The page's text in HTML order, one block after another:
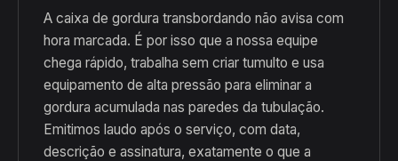
A caixa de gordura transbordando não avisa com
hora marcada. É por isso que a nossa equipe
chega rápido, trabalha sem criar tumulto e usa
equipamento de alta pressão para eliminar a
gordura acumulada nas paredes da tubulação.
Emitimos laudo após o serviço, com data,
descrição e assinatura, exatamente o que a